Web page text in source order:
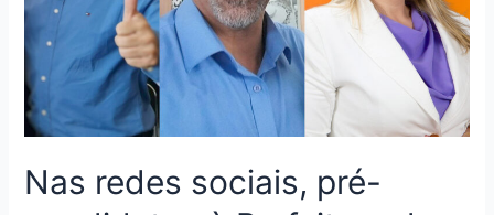
Nas redes sociais, pré-